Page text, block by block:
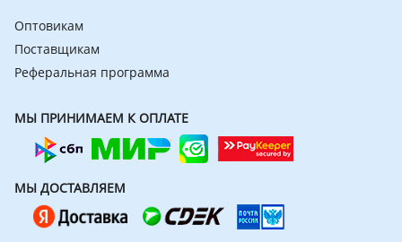
Оптовикам
Поставщикам
Реферальная программа
МЫ ПРИНИМАЕМ К ОПЛАТЕ
МЫ ДОСТАВЛЯЕМ